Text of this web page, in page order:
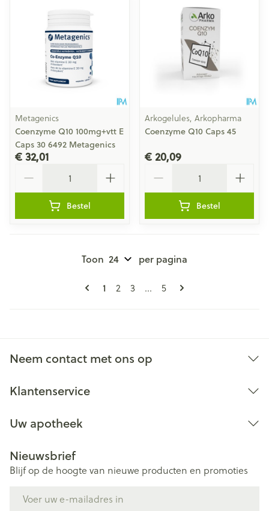
Metagenics
Coenzyme Q10 100mg+vtt E
Caps 30 6492 Metagenics
€ 32,01
Bestel
Arkogelules, Arkopharma
Coenzyme Q10 Caps 45
€ 20,09
Bestel
Pagina's
U lees momenteel pagina
1 Pagina
2 Pagina
3 ... Pagina
5
Toon per pagina
Neem contact met ons op
Klantenservice
Uw apotheek
Nieuwsbrief
Blijf op de hoogte van nieuwe producten en promoties